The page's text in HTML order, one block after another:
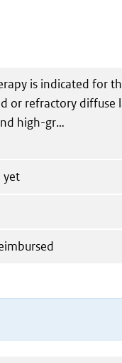
is indicated for
or refractory diffuse
high-gr
yet